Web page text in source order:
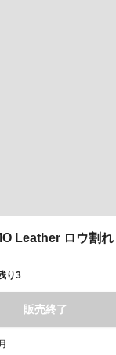
Leather ロウ割
り3
販売終了